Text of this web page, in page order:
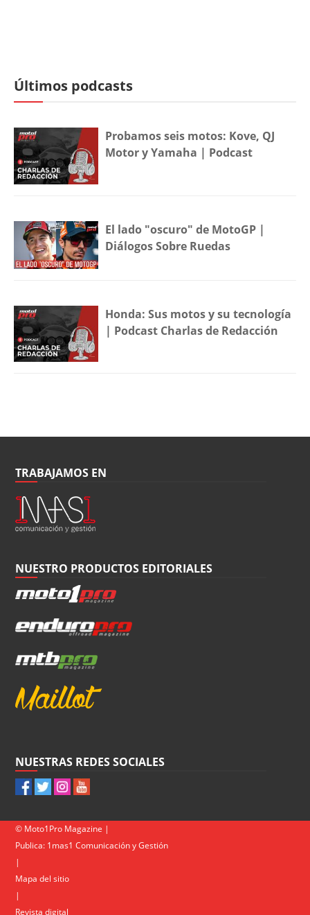
Últimos podcasts
Probamos seis motos: Kove, QJ
Motor y Yamaha | Podcast
El lado "oscuro" de MotoGP |
Diálogos Sobre Ruedas
Honda: Sus motos y su tecnología
| Podcast Charlas de Redacción
TRABAJAMOS EN
NUESTRO PRODUCTOS EDITORIALES
NUESTRAS REDES SOCIALES
© Moto1Pro Magazine |
Publica: 1mas1 Comunicación y Gestión
|
Mapa del sitio
|
Revista digital